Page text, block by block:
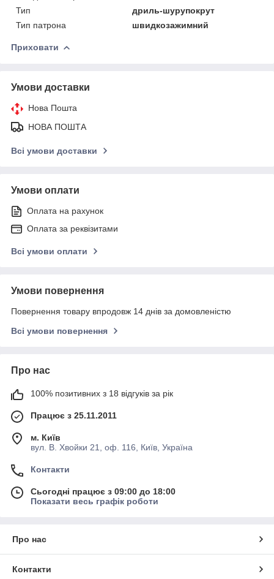
Тип
дриль-шурупокрут
Тип патрона
швидкозажимний
Приховати
Умови доставки
Нова Пошта
НОВА ПОШТА
Всі умови доставки
Умови оплати
Оплата на рахунок
Оплата за реквізитами
Всі умови оплати
Умови повернення
Повернення товару впродовж 14 днів за домовленістю
Всі умови повернення
Про нас
100% позитивних з 18 відгуків за рік
Працює з 25.11.2011
м. Київ
вул. В. Хвойки 21, оф. 116, Київ, Україна
Контакти
Сьогодні працює з 09:00 до 18:00
Показати весь графік роботи
Про нас
Контакти